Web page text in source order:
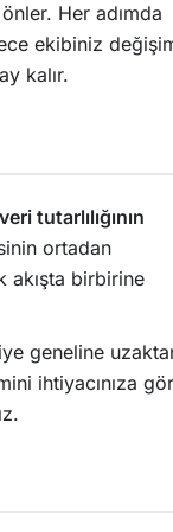
Her adımda
ekibiniz
kalır.
veri tutarlılığının
ortadan
akışta birbirine
geneline
ihtiyacınıza